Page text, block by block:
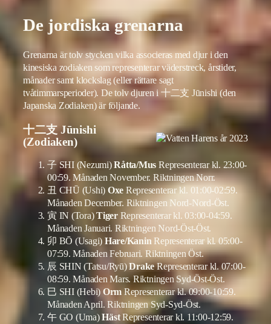
De jordiska grenarna
Grenarna är tolv stycken vilka associeras med djur i den
kinesiska zodiaken som representerar väderstreck, årstider,
månader samt klockslag (eller rättare sagt
tvåtimmarsperioder). De tolv djuren i 十二支 Jūnishi (den
Japanska Zodiaken) är följande.
十二支 Jūnishi
(Zodiaken)
子 SHI (Nezumi)Råtta/Mus Representerar kl. 23:00-
00:59. Månaden November. Riktningen Norr.
丑 CHŪ (Ushi) Oxe Representerar kl. 01:00-02:59.
Månaden December. Riktningen Nord-Nord-Öst.
寅 IN (Tora)TigerRepresenterar kl. 03:00-04:59.
Månaden Januari. Riktningen Nord-Öst-Öst.
卯 BŌ (Usagi) Hare/KaninRepresenterar kl. 05:00-
07:59. Månaden Februari. Riktningen Öst.
辰 SHIN (Tatsu/Ryū)DrakeRepresenterar kl. 07:00-
08:59. Månaden Mars. Riktningen Syd-Öst-Öst.
巳 SHI (Hebi) OrmRepresenterar kl. 09:00-10:59.
Månaden April. Riktningen Syd-Syd-Öst.
午 GO (Uma)HästRepresenterar kl. 11:00-12:59.